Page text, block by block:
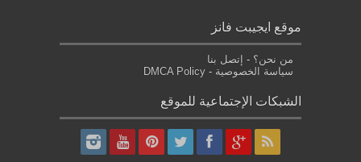
موقع ايجيبت فانز
من نحن؟ - إتصل بنا
سياسة الخصوصية -
DMCA Policy
الشبكات الإجتماعية للموقع